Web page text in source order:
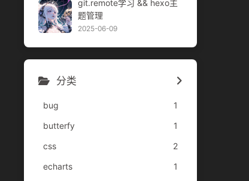
git.remote学习 && hexo主
题管理
2025-06-09
分类
bug
1
butterfy
1
css
2
echarts
1